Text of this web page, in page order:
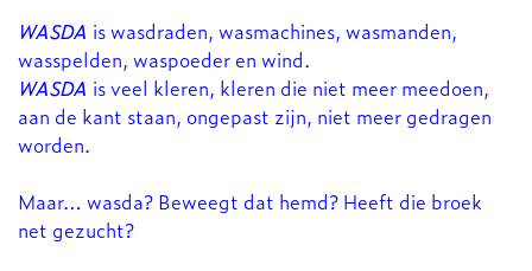
WASDA is wasdraden, wasmachines, wasmanden,
wasspelden, waspoeder en wind.
WASDA is veel kleren, kleren die niet meer meedoen,
aan de kant staan, ongepast zijn, niet meer gedragen
worden.
Maar… wasda? Beweegt dat hemd? Heeft die broek
net gezucht?